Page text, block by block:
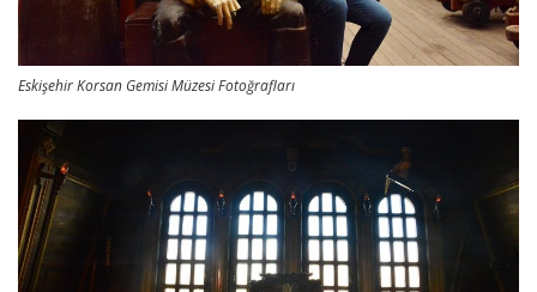
Eskişehir Korsan Gemisi Müzesi Fotoğrafları